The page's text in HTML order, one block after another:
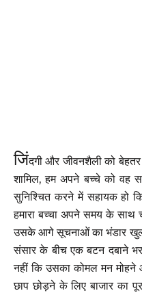
जिंदगी और जीवनशैली को
शामिल, हम अपने बच्चे को वह
सुनिश्चित करने में सहायक हो
हमारा बच्चा अपने समय के
उसके आगे सूचनाओं का भंडार
संसार के बीच एक बटन दबाने
नहीं कि उसका कोमल मन
छाप छोड़ने के लिए बाजार का